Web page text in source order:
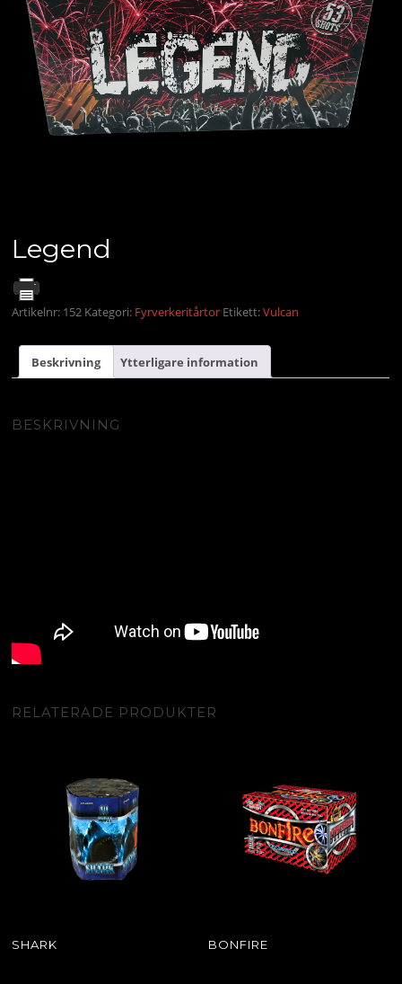
Legend
Artikelnr: 152 Kategori: Fyrverkeritårtor Etikett:Vulcan
Beskrivning Ytterligare information
BESKRIVNING
RELATERADE PRODUKTER
SHARK BONFIRE